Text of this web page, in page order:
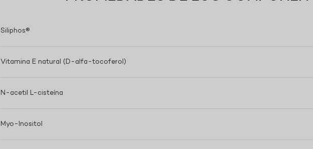
Siliphos®
Vitamina E natural (D-alfa-tocoferol)
N-acetil L-cisteína
Myo-Inositol